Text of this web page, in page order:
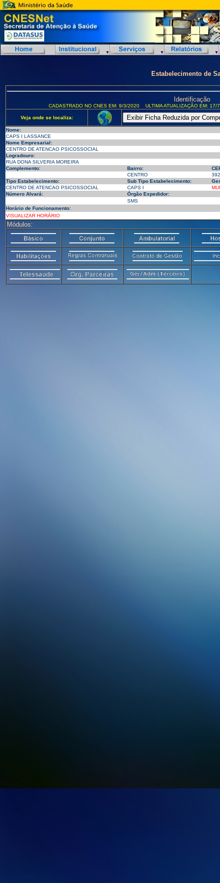
Estabelecimento de
Identificação
CADASTRADO NO CNES EM: 9/3/2020 ULTIMA ATUALIZAÇÃO EM:
Veja onde se localiza:
Nome:
CAPS I LASSANCE
Nome Empresarial:
CENTRO DE ATENCAO PSICOSSOCIAL
Logradouro:
RUA DONA SILVERIA MOREIRA
Complemento:
Bairro:
CENTRO
Tipo Estabelecimento:
Sub Tipo Estabelecimento:
CENTRO DE ATENCAO PSICOSSOCIAL
CAPS I
Número Alvará:
Órgão Expedidor:
SMS
Horário de Funcionamento:
VISUALIZAR HORÁRIO
Módulos: